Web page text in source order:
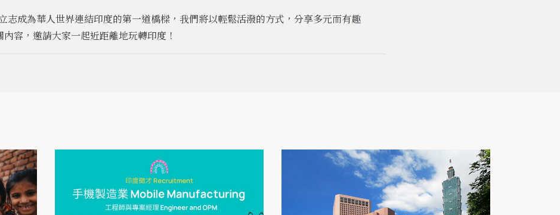
志成為華人世界連結印度的第一道橋樑，我們將以輕鬆活潑的方式，分享多元而有趣
內容，邀請大家一起近距離地玩轉印度！